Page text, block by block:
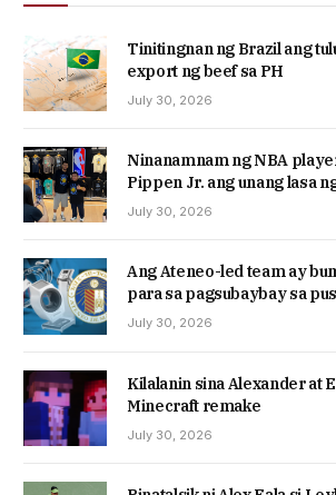
Tinitingnan ng Brazil ang
export ng beef sa PH
July 30, 2026
Ninanamnam ng NBA
Pippen Jr. ang unang lasa
July 30, 2026
Ang Ateneo-led team ay
para sa pagsubaybay sa
July 30, 2026
Kilalanin sina Alexander at
Minecraft remake
July 30, 2026